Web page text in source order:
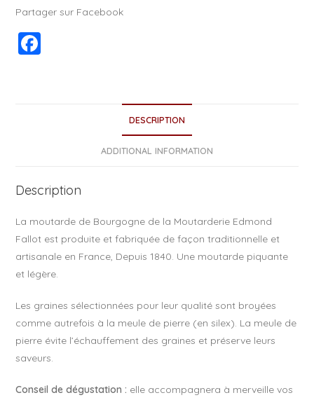
Partager sur Facebook
o
k
DESCRIPTION
ADDITIONAL INFORMATION
Description
La moutarde de Bourgogne de la Moutarderie Edmond
Fallot est produite et fabriquée de façon traditionnelle et
artisanale en France, Depuis 1840. Une moutarde piquante
et légère.
Les graines sélectionnées pour leur qualité sont broyées
comme autrefois à la meule de pierre (en silex). La meule de
pierre évite l’échauffement des graines et préserve leurs
saveurs.
Conseil de dégustation : elle accompagnera à merveille vos